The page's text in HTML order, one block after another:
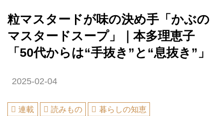
粒マスタードが味の決め手「かぶの
マスタードスープ」｜本多理恵子
「50代からは“手抜き”と“息抜き”」
2025-02-04
連載 読みもの
暮らしの知恵